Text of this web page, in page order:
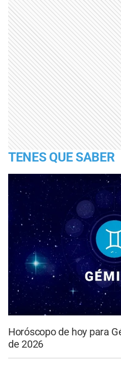
TENES QUE SABER
Horóscopo de hoy para
de 2026